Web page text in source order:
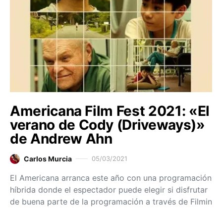
Americana Film Fest 2021: «El
verano de Cody (Driveways)»
de Andrew Ahn
Carlos Murcia 05/03/2021
El Americana arranca este año con una programación
híbrida donde el espectador puede elegir si disfrutar
de buena parte de la programación a través de Filmin